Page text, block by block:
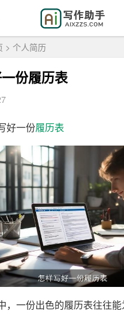
> 个人简历
份履历表
好一份履历表
，一份出色的履历表往往